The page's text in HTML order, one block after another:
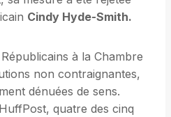
Cindy Hyde-Smith.
à la Chambre
non contraignantes,
dénuées de sens.
quatre des cinq